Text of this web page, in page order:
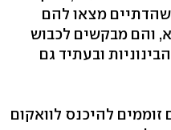
מצאו להם
והם מבקשים לכבוש
ובעתיד גם
להיכנס לוואקום